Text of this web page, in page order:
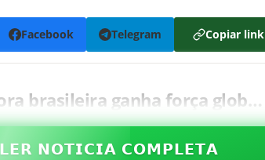
Facebook Telegram Copiar link
brasileira ganha força glob…
𝗟𝗘𝗥 𝗡𝗢𝗧𝗜𝗖𝗜𝗔 𝗖𝗢𝗠𝗣𝗟𝗘𝗧𝗔